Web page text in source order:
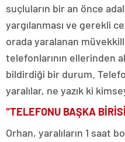
suçluların bir an önce
yargılanması ve gerekli
orada yaralanan
telefonlarının ellerinden
bildirdiği bir durum.
yaralılar, ne yazık ki
“TELEFONU BAŞKA
Orhan, yaralıların 1 saat